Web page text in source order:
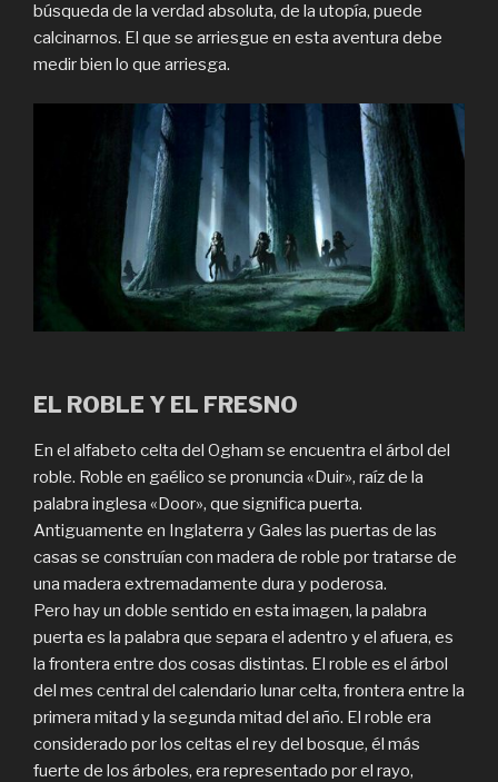
búsqueda de la verdad absoluta, de la utopía, puede
calcinarnos. El que se arriesgue en esta aventura debe
medir bien lo que arriesga.
EL ROBLE Y EL FRESNO
En el alfabeto celta del Ogham se encuentra el árbol del
roble. Roble en gaélico se pronuncia «Duir», raíz de la
palabra inglesa «Door», que significa puerta.
Antiguamente en Inglaterra y Gales las puertas de las
casas se construían con madera de roble por tratarse de
una madera extremadamente dura y poderosa.
Pero hay un doble sentido en esta imagen, la palabra
puerta es la palabra que separa el adentro y el afuera, es
la frontera entre dos cosas distintas. El roble es el árbol
del mes central del calendario lunar celta, frontera entre la
primera mitad y la segunda mitad del año. El roble era
considerado por los celtas el rey del bosque, él más
fuerte de los árboles, era representado por el rayo,